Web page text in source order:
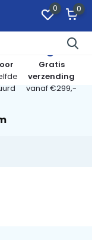
0 0
Gratis
verzending
vanaf €299,-